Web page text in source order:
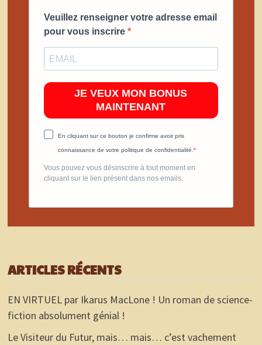
Veuillez renseigner votre adresse email
pour vous inscrire
JE VEUX MON BONUS
MAINTENANT
En cliquant sur ce bouton je confirme avoir pris
connaissance de votre politique de confidentialité.
Vous pouvez vous désinscrire à tout moment en
cliquant sur le lien présent dans nos emails.
ARTICLES RÉCENTS
EN VIRTUEL par Ikarus MacLone ! Un roman de science-
fiction absolument génial !
Le Visiteur du Futur, mais… mais… c’est vachement